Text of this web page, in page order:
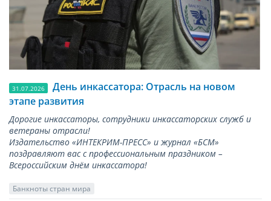
31.07.2026
День инкассатора: Отрасль на новом
этапе развития
Дорогие инкассаторы, сотрудники инкассаторских служб и
ветераны отрасли!
Издательство «ИНТЕКРИМ-ПРЕСС» и журнал «БСМ»
поздравляют вас с профессиональным праздником –
Всероссийским днём инкассатора!
Банкноты стран мира